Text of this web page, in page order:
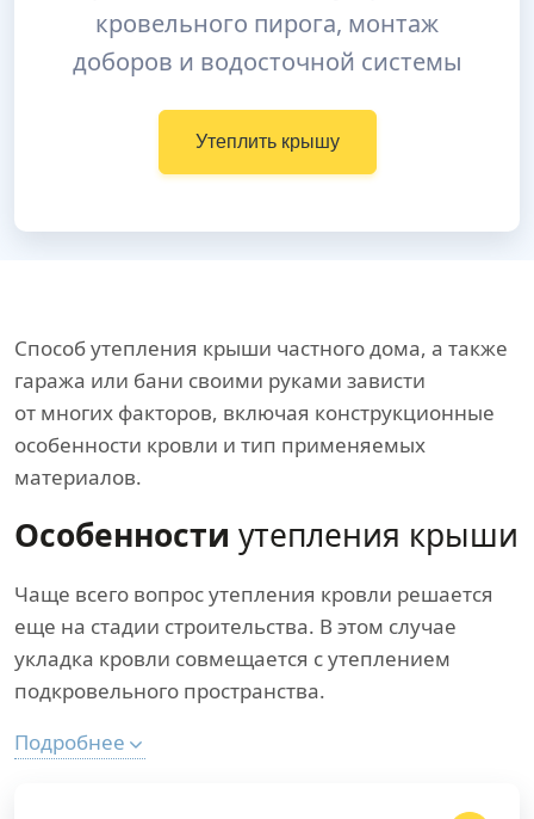
кровельного пирога, монтаж
доборов и водосточной системы
Утеплить крышу
Способ утепления крыши частного дома, а также
гаража или бани своими руками зависти
от многих факторов, включая конструкционные
особенности кровли и тип применяемых
материалов.
Особенности утепления крыши
Чаще всего вопрос утепления кровли решается
еще на стадии строительства. В этом случае
укладка кровли совмещается с утеплением
подкровельного пространства.
Подробнее